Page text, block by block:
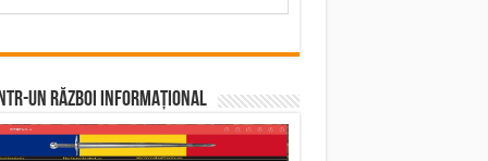
un RĂZBOI INFORMAȚIONAL